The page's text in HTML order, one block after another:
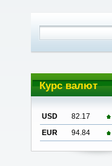
Курс валют
USD 82.17
EUR
94.84